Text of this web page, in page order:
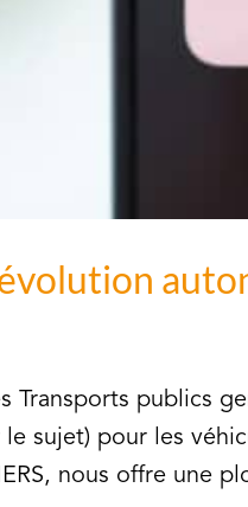
publics
sujet) pour les
nous offre une